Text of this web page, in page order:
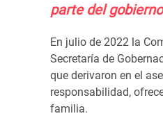
parte del
En julio de 2022 la
Secretaría de
que derivaron en el
responsabilidad,
familia.